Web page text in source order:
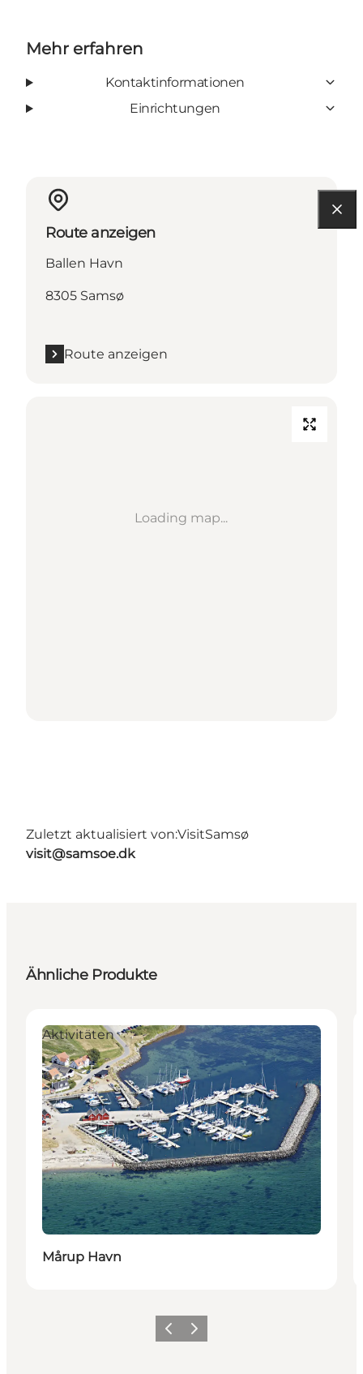
Mehr erfahren
Kontaktinformationen
Einrichtungen
Route anzeigen
Ballen Havn
8305 Samsø
Route anzeigen
Loading map...
Zuletzt aktualisiert von:VisitSamsø
visit@samsoe.dk
Ähnliche Produkte
Aktivitäten
Mårup Havn
ZurückWeiter